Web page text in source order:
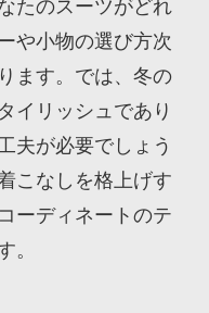
たのスーツがどれ
や小物の選び方次
ます。では、冬の
イリッシュであり
夫が必要でしょう
こなしを格上げす
ーディネートのテ
。